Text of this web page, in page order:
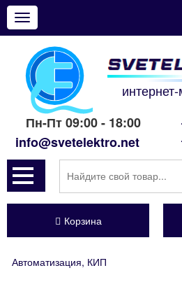
Показать
меню
Пн-Пт 09:00 - 18:00
info@svetelektro.net
Корзина
Автоматизация, КИП